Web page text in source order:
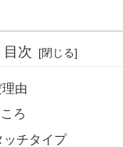
目次
由
ろ
ッチタイプ